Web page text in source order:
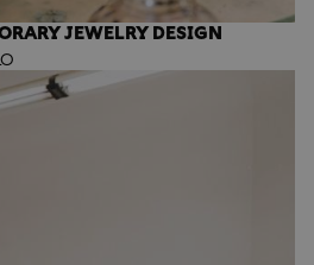
JEWELRY DESIGN